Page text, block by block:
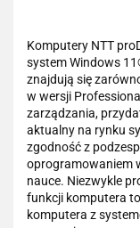
Komputery NTT
system Windows
znajdują się
w wersji
zarządzania,
aktualny na rynku
zgodność z
oprogramowaniem
nauce. Niezwykle
funkcji komputera
komputera z